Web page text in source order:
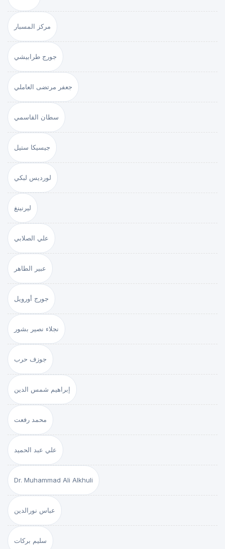
مركز المسبار
جورج طرابيشي
جعفر مرتضى العاملي
سطان القاسمي
جيسيكا ستيل
لورديس لبكي
ليرنينغ
علي الصلابي
عبير الطاهر
جورج أورويل
نجلاء نصير بشور
جوزف حرب
إبراهيم شمس الدين
محمد رفعت
علي عبد الحميد
Dr. Muhammad Ali Alkhuli
عباس نورالدين
سليم بركات